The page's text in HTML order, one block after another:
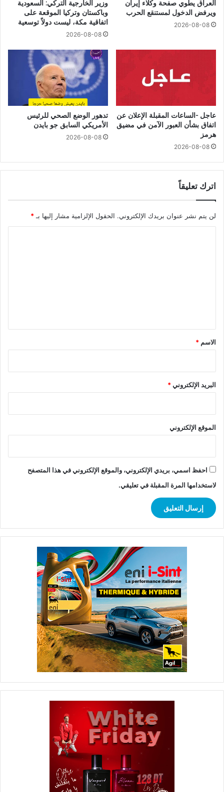
العراق يطوي صفحة وكلاء إيران
ويرفض الدخول لمستنقع الحرب
2026-08-08
وزير الخارجية التركي: السعودية
وباكستان وتركيا الموقعة على
اتفاقية مكة، ليست دولاً توسعية
2026-08-08
عاجل -الساعات المقبلة الإعلان عن
اتفاق بشأن العبور الآمن في مضيق
هرمز
2026-08-08
تدهور الوضع الصحي للرئيس
الأمريكي السابق جو بايدن
2026-08-08
اترك تعليقاً
لن يتم نشر عنوان بريدك الإلكتروني. الحقول الإلزامية مشار إليها بـ*
*
الاسم *
البريد الإلكتروني*
الموقع الإلكتروني
احفظ اسمي، بريدي الإلكتروني، والموقع الإلكتروني في هذا المتصفح
لاستخدامها المرة المقبلة في تعليقي.